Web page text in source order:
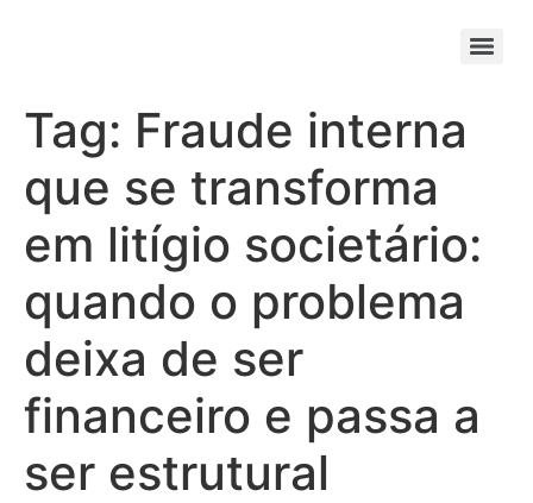
Tag: Fraude interna
que se transforma
em litígio societário:
quando o problema
deixa de ser
financeiro e passa a
ser estrutural